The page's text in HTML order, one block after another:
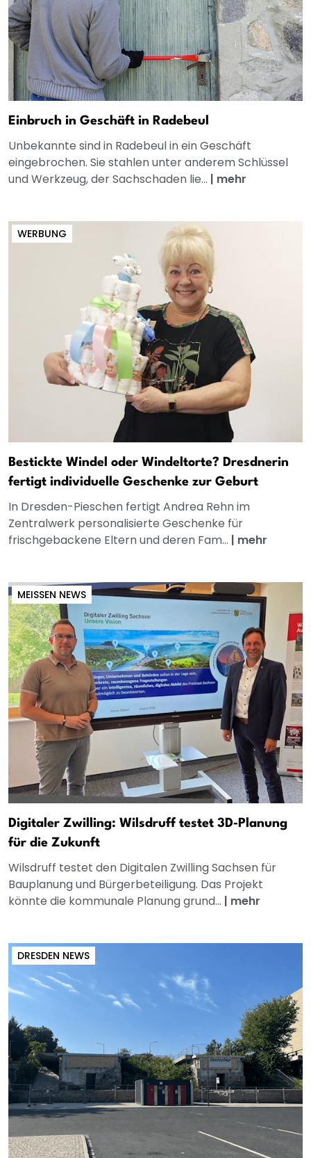
Einbruch in Geschäft in Radebeul
Unbekannte sind in Radebeul in ein Geschäft
eingebrochen. Sie stahlen unter anderem Schlüssel
und Werkzeug, der Sachschaden lie... | mehr
WERBUNG
Bestickte Windel oder Windeltorte? Dresdnerin
fertigt individuelle Geschenke zur Geburt
In Dresden-Pieschen fertigt Andrea Rehn im
Zentralwerk personalisierte Geschenke für
frischgebackene Eltern und deren Fam... | mehr
MEISSEN NEWS
Digitaler Zwilling: Wilsdruff testet 3D‑Planung
für die Zukunft
Wilsdruff testet den Digitalen Zwilling Sachsen für
Bauplanung und Bürgerbeteiligung. Das Projekt
könnte die kommunale Planung grund... | mehr
DRESDEN NEWS